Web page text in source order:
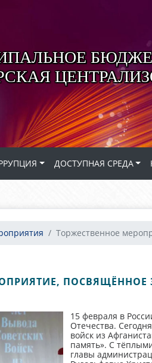
ДОСТУПНАЯ СРЕДА
Торжественное
15 февраля в
Отечества.
войск из
память». С
главы